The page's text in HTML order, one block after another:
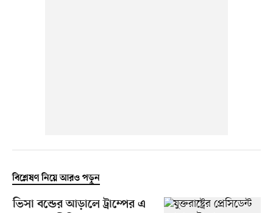
বিশ্লেষণ নিয়ে আরও পড়ুন
ভিসা বন্ডের আড়ালে ট্রাম্পের এ